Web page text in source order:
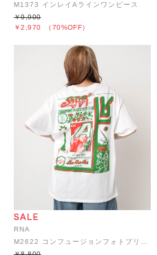
M1373 インレイAラインワンピース
￥2,970 （70%OFF）
￥9,900
RNA